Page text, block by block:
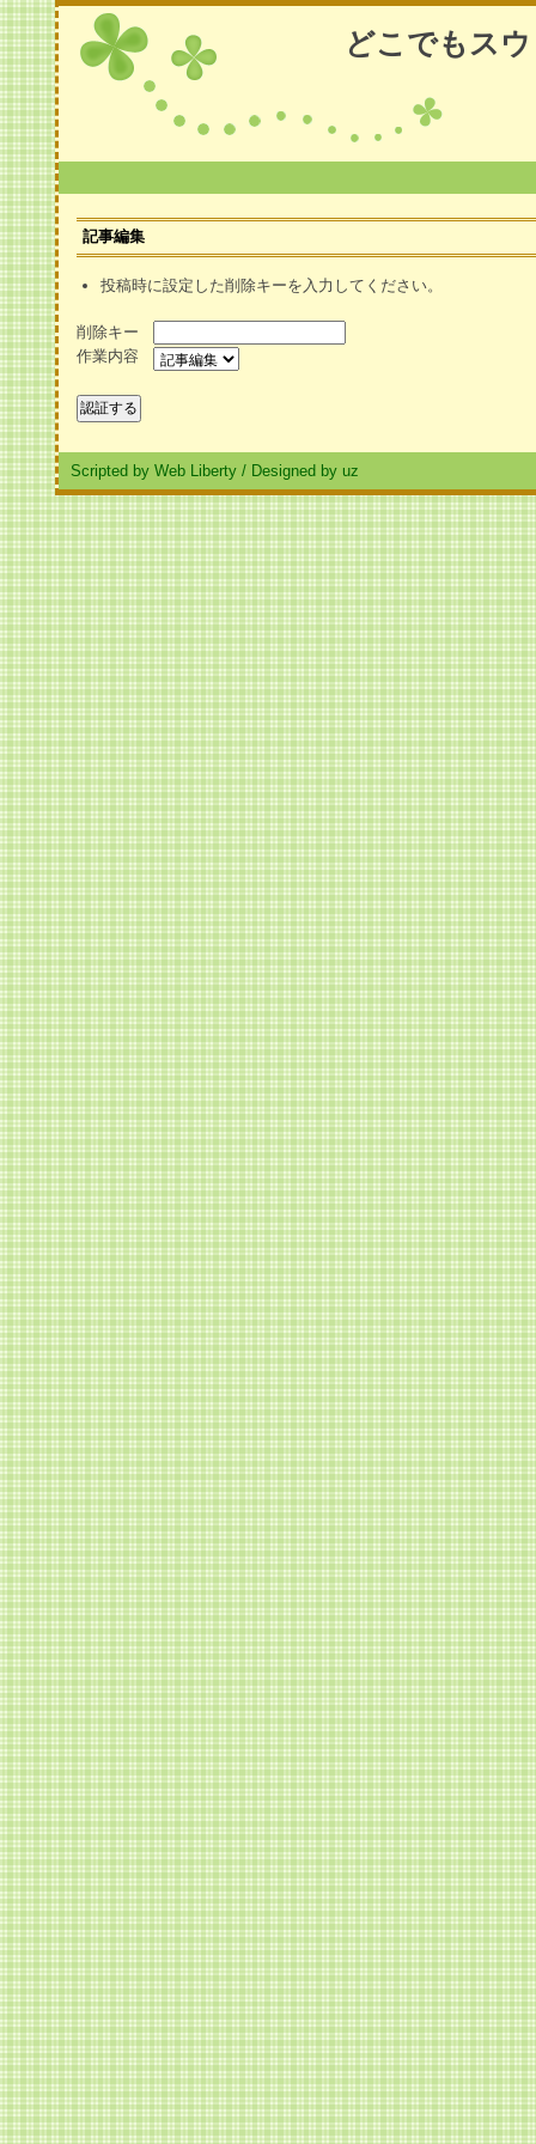
どこでもス
記事編集
投稿時に設定した削除キーを入力してください。
削除キー
作業内容
Scripted by Web Liberty / Designed by uz